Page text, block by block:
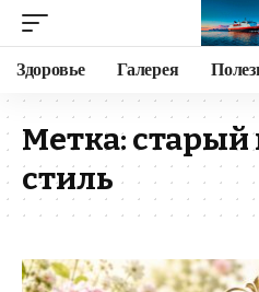
Здоровье Галерея
Метка: старый
стиль